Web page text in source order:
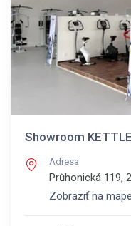
Showroom
Adresa
Průhonická 119,
Zobraziť na mape